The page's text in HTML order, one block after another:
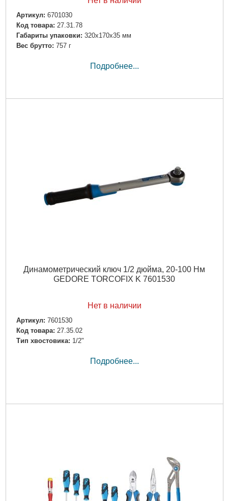
Артикул: 6701030
Код товара: 27.31.78
Габариты упаковки: 320x170x35 мм
Вес брутто: 757 г
Подробнее...
Динамометрический ключ 1/2 дюйма, 20-100 Нм
GEDORE TORCOFIX K 7601530
Нет в наличии
Артикул: 7601530
Код товара: 27.35.02
Тип хвостовика: 1/2"
Подробнее...